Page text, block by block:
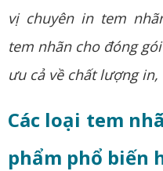
vị chuyên in tem
tem nhãn cho đóng
ưu cả về chất lượng
Các loại tem
phẩm phổ biến